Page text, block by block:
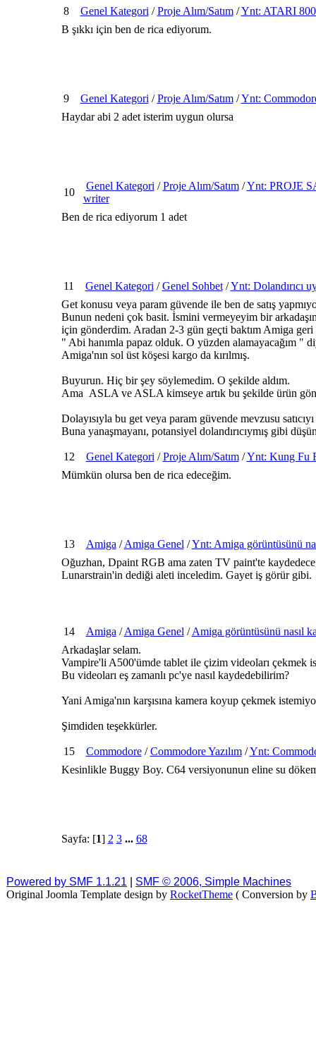
8 Genel Kategori /Proje Alım/Satım/Ynt: ATARI
B şıkkı için ben de rica ediyorum.
9 Genel Kategori /Proje Alım/Satım/Ynt:
Haydar abi 2 adet isterim uygun olursa
10
Genel Kategori /Proje Alım/Satım/Ynt: PROJE
writer
Ben de rica ediyorum 1 adet
11 Genel Kategori /Genel Sohbet/Ynt: Dolandırıcı
Get konusu veya param güvende ile ben de satış
Bunun nedeni çok basit. İsmini vermeyeyim bir
için gönderdim. Aradan 2-3 gün geçti baktım Amiga geri
" Abi hanımla papaz olduk. O yüzden alamayacağım "
Amiga'nın sol üst köşesi kargo da kırılmış.
Buyurun. Hiç bir şey söylemedim. O şekilde aldım.
Ama ASLA ve ASLA kimseye artık bu şekilde ürün
Dolayısıyla bu get veya param güvende mevzusu
Buna yanaşmayanı, potansiyel dolandırıcıymış gibi
12 Genel Kategori /Proje Alım/Satım/Ynt: Kung Fu
Mümkün olursa ben de rica edeceğim.
13 Amiga /Amiga Genel /Ynt: Amiga görüntüsünü
Oğuzhan, Dpaint RGB ama zaten TV paint'te
Lunarstrain'in dediği aleti inceledim. Gayet iş görür gibi.
14 Amiga /Amiga Genel /Amiga görüntüsünü nasıl
Arkadaşlar selam.
Vampire'li A500'ümde tablet ile çizim videoları çekmek
Bu videoları eş zamanlı pc'ye nasıl kaydedebilirim?
Yani Amiga'nın karşısına kamera koyup çekmek
Şimdiden teşekkürler.
15 Commodore/Commodore Yazılım/Ynt:
Kesinlikle Buggy Boy. C64 versiyonunun eline su
Sayfa: [1] 2 3 ... 68
Powered by SMF 1.1.21
SMF © 2006, Simple Machines
Original Joomla Template design by RocketTheme ( Conversion by